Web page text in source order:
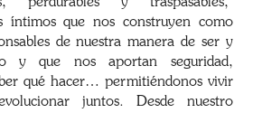
íntimos que nos construyen como
de nuestra manera de ser y
y que nos aportan seguridad,
qué hacer… permitiéndonos vivir
juntos. Desde nuestro